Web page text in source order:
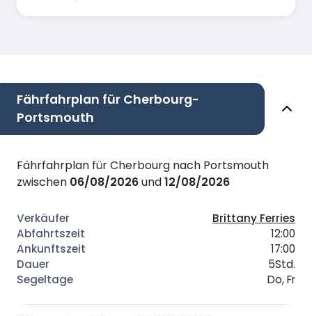
Fährfahrplan für Cherbourg-
Portsmouth
Fährfahrplan für Cherbourg nach Portsmouth
zwischen 06/08/2026und12/08/2026
Brittany Ferries
12:00
17:00
5Std.
Do, Fr